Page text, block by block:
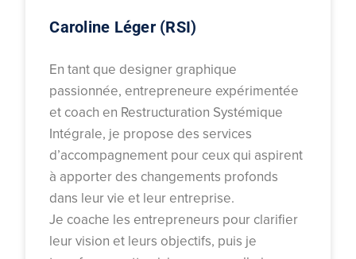
Caroline Léger (RSI)
En tant que designer graphique
passionnée, entrepreneure expérimentée
et coach en Restructuration Systémique
Intégrale, je propose des services
d’accompagnement pour ceux qui aspirent
à apporter des changements profonds
dans leur vie et leur entreprise.
Je coache les entrepreneurs pour clarifier
leur vision et leurs objectifs, puis je